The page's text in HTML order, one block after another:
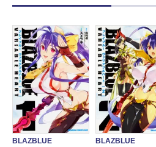
BLAZBLUE
BLAZBLUE